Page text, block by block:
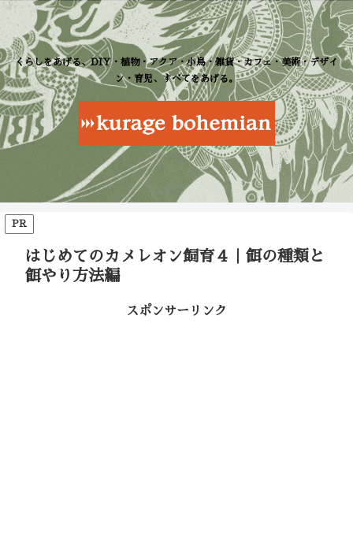
くらしをあげる、DIY・植物・アクア・小鳥・雑貨・カフェ・美術・デザイ
ン・育児、すべてをあげる。
PR
はじめてのカメレオン飼育４｜餌の種類と
餌やり方法編
スポンサーリンク